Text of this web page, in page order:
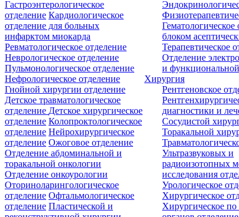
Гастроэнтерологическое
отделение Кардиологическое
отделение для больных
инфарктом миокарда
Ревматологическое отделение
Неврологическое отделение
Пульмонологическое отделение
Нефрологическое отделение
Гематологическое
блоком
Терапевтическое
Отделение
и
Хирургия
Гнойной хирургии отделение
Детское травматологическое
отделение Детское хирургическое
отделение Колопроктологическое
отделение Нейрохирургическое
отделение Ожоговое отделение
Отделение абдоминальной и
торакальной онкологии
Отделение онкоурологии
Оториноларингологическое
отделение Офтальмологическое
отделение Пластической и
Рентгеновское
диагностики и
Сосудистой
Торакальной
Ультразвуковых и
радиоизотопных
исследования
Урологическое
Хирургическое
Хирургическое по